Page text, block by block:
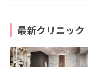
最新クリニック